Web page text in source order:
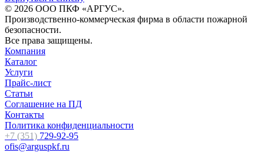
© 2026 ООО ПКФ «АРГУС».
Производственно-коммерческая фирма в области пожарной
безопасности.
Все права защищены.
Компания
Каталог
Услуги
Прайс-лист
Статьи
Соглашение на ПД
Контакты
Политика конфиденциальности
+7 (351) 729-92-95
ofis@arguspkf.ru